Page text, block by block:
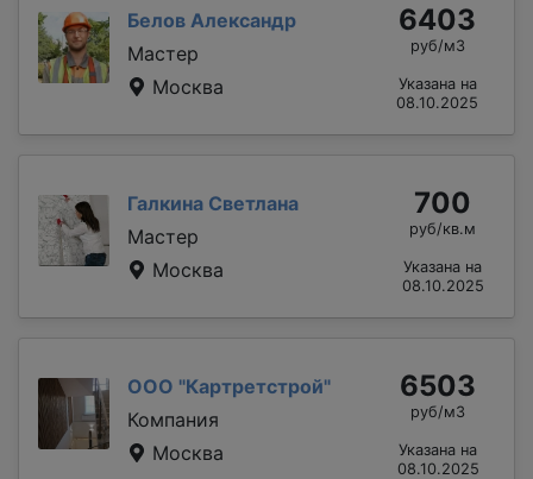
Белов Александр
Мастер
Москва
6403
руб/м3
Указана на
08.10.2025
Галкина Светлана
Мастер
Москва
700
руб/кв.м
Указана на
08.10.2025
ООО "Картретстрой"
Компания
Москва
6503
руб/м3
Указана на
08.10.2025